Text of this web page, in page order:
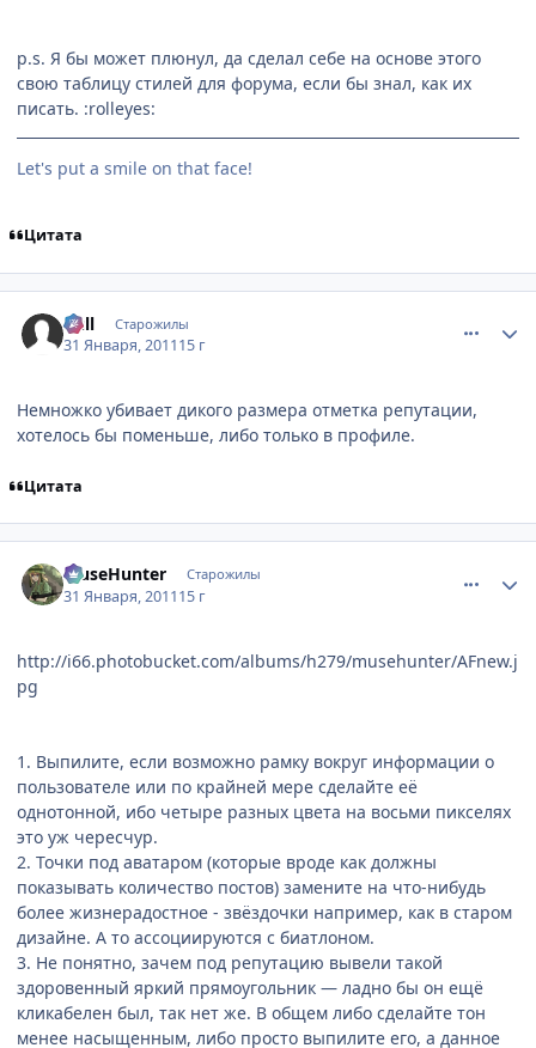
p.s. Я бы может плюнул, да сделал себе на основе этого
свою таблицу стилей для форума, если бы знал, как их
писать. :rolleyes:
Let's put a smile on that face!
Цитата
null Старожилы
31 Января, 201115 г
Немножко убивает дикого размера отметка репутации,
хотелось бы поменьше, либо только в профиле.
Цитата
MuseHunter Старожилы
31 Января, 201115 г
http://i66.photobucket.com/albums/h279/musehunter/AFnew.j
pg
1. Выпилите, если возможно рамку вокруг информации о
пользователе или по крайней мере сделайте её
однотонной, ибо четыре разных цвета на восьми пикселях
это уж чересчур.
2. Точки под аватаром (которые вроде как должны
показывать количество постов) замените на что-нибудь
более жизнерадостное - звёздочки например, как в старом
дизайне. А то ассоциируются с биатлоном.
3. Не понятно, зачем под репутацию вывели такой
здоровенный яркий прямоугольник — ладно бы он ещё
кликабелен был, так нет же. В общем либо сделайте тон
менее насыщенным, либо просто выпилите его, а данное